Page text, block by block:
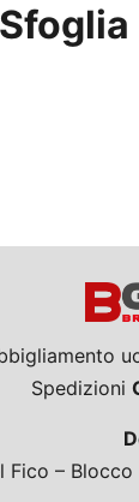
Spedizioni
Fico – Blocco